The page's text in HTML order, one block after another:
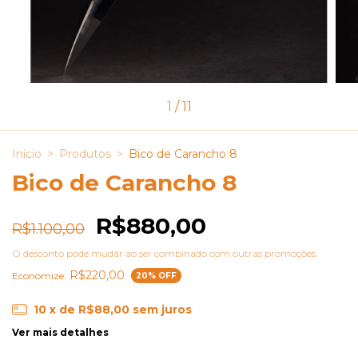
1 /11
Início > Produtos > Bico de Carancho 8
Bico de Carancho 8
R$1.100,00 R$880,00
O desconto pode mudar ao ser combinado com outras promoções.
Economize: R$220,00 20% OFF
10 x de R$88,00 sem juros
Ver mais detalhes